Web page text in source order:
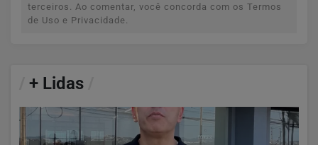
terceiros. Ao comentar, você concorda com os Termos
de Uso e Privacidade.
+ Lidas